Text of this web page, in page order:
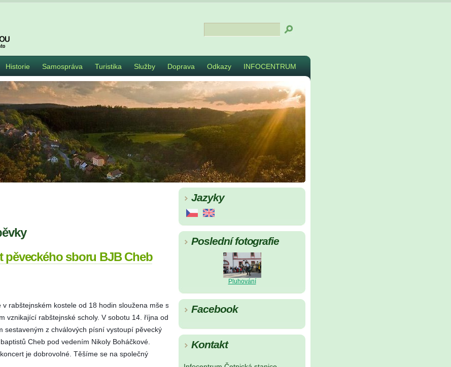
Historie Samospráva Turistika Služby Doprava Odkazy INFOCENTRUM
Jazyky
Poslední fotografie
Pluhování
Facebook
Kontakt
pěveckého sboru BJB Cheb
v rabštejnském kostele od 18 hodin sloužena mše s
vznikající rabštejnské scholy. V sobotu 14. října od
sestaveným z chválových písní vystoupí pěvecký
Cheb pod vedením Nikoly Boháčkové.
je dobrovolné. Těšíme se na společný